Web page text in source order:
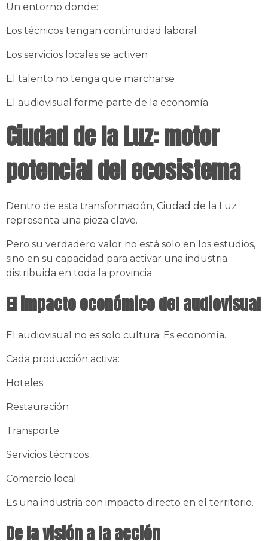
Un entorno donde:
Los técnicos tengan continuidad laboral
Los servicios locales se activen
El talento no tenga que marcharse
El audiovisual forme parte de la economía
Ciudad de la Luz: motor
potencial del ecosistema
Dentro de esta transformación, Ciudad de la Luz
representa una pieza clave.
Pero su verdadero valor no está solo en los estudios,
sino en su capacidad para activar una industria
distribuida en toda la provincia.
El impacto económico del audiovisual
El audiovisual no es solo cultura. Es economía.
Cada producción activa:
Hoteles
Restauración
Transporte
Servicios técnicos
Comercio local
Es una industria con impacto directo en el territorio.
De la visión a la acción